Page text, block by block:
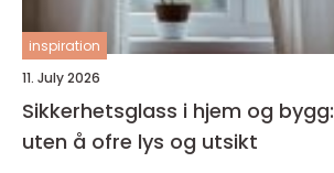
inspiration
11. July 2026
Sikkerhetsglass i hjem og
uten å ofre lys og utsikt